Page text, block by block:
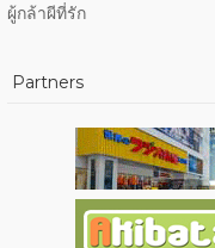
ผู้กล้าผีที่รัก
Partners